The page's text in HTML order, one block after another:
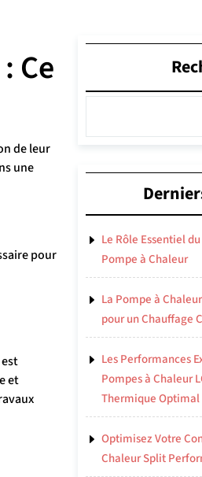
Ce
de leur
une
pour
et
Le Rôle Essentiel
Pompe à Chaleur
La Pompe à
pour un Chauffage
Les Performances
Pompes à Chaleur
Thermique Optimal
Optimisez Votre
Chaleur Split